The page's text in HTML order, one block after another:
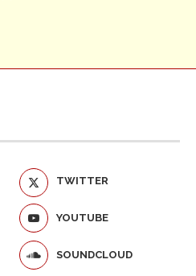
TWITTER
YOUTUBE
SOUNDCLOUD